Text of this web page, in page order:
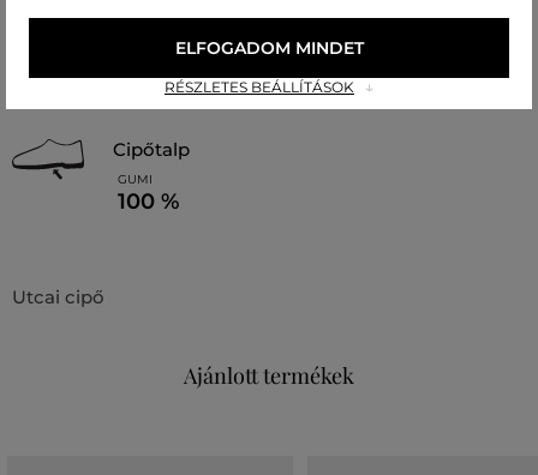
bélésanyag
60 % 40 %
cipőtalp
GUMI
100 %
Utcai cipő
Ajánlott termékek
RÉSZLETES BEÁLLÍTÁSOK
ELFOGADOM MINDET